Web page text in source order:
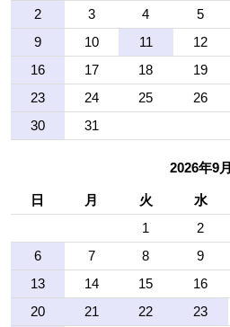
2
3 4 5
9
10 11 12
16
17 18 19
23
24 25 26
30
31
2026年9月
日 月 火 水
1
2
6
7 8 9
13
14 15 16
20
21 22 23